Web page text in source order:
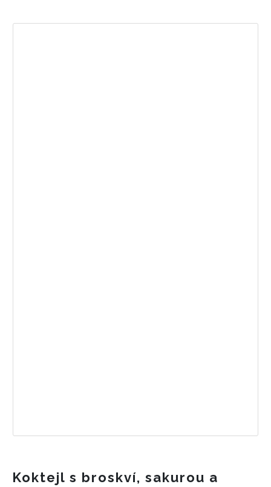
Koktejl s broskví, sakurou a